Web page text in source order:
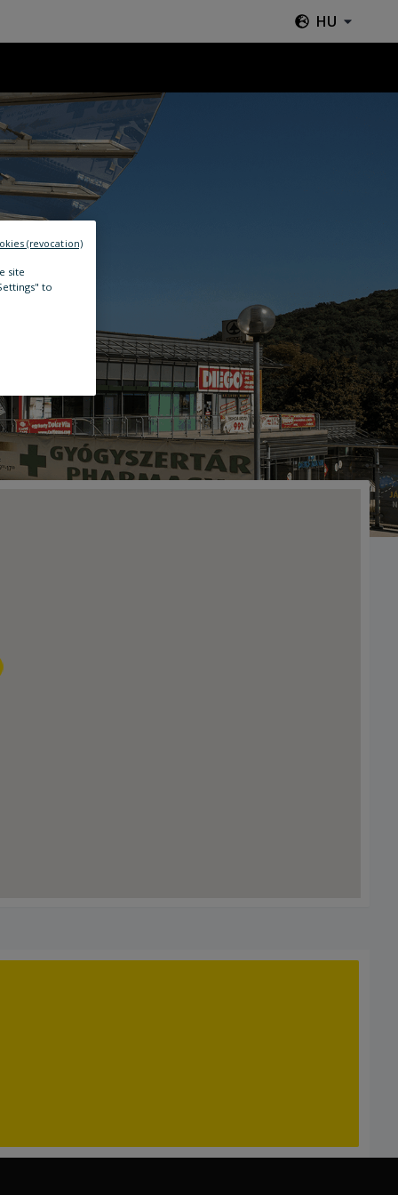
HU
site
to
(revocation)